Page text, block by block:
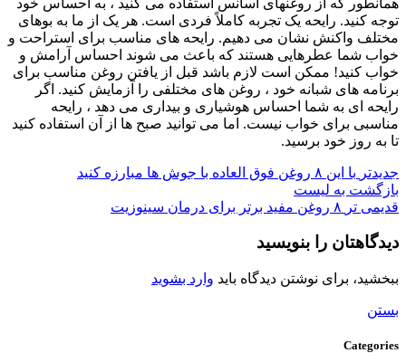
همانطور که از روغنهای اسانس استفاده می کنید ، به احساس خود
توجه کنید. رایحه یک تجربه کاملاً فردی است. هر یک از ما به بوهای
مختلف واکنش نشان می دهیم. رایحه های مناسب برای استراحت و
خواب شما عطرهایی هستند که باعث می شوند احساس آرامش و
خواب کنید! ممکن است لازم باشد قبل از یافتن روغن مناسب برای
برنامه های شبانه خود ، روغن های مختلفی را آزمایش کنید. اگر
رایحه ای به شما احساس هوشیاری و بیداری می دهد ، رایحه
مناسبی برای خواب نیست. اما می توانید صبح ها از آن استفاده کنید
تا به روز خود برسید.
جدیدتر با این ۸ روغن فوق العاده با جوش ها مبارزه کنید
بازگشت به لیست
قدیمی تر ۸ روغن مفید برتر برای درمان سینوزیت
دیدگاهتان را بنویسید
ببخشید، برای نوشتن دیدگاه باید وارد بشوید
بستن
Categories